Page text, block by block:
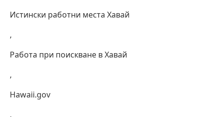
Истински работни места Хавай
,
Работа при поискване в Хавай
,
Hawaii.gov
,